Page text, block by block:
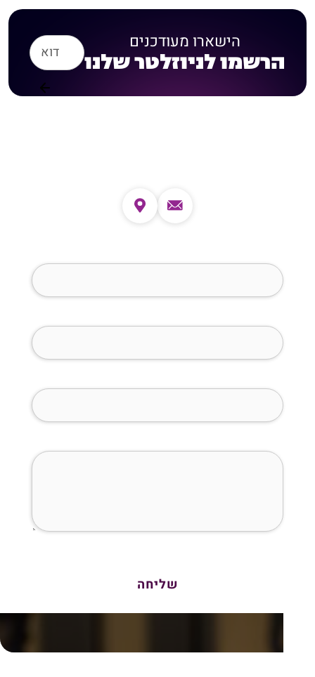
הישארו מעודכנים
הרשמו לניוזלטר שלנו